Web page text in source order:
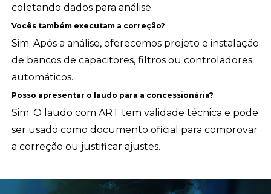
coletando dados para análise.
Vocês também executam a correção?
Sim. Após a análise, oferecemos projeto e instalação
de bancos de capacitores, filtros ou controladores
automáticos.
Posso apresentar o laudo para a concessionária?
Sim. O laudo com ART tem validade técnica e pode
ser usado como documento oficial para comprovar
a correção ou justificar ajustes.